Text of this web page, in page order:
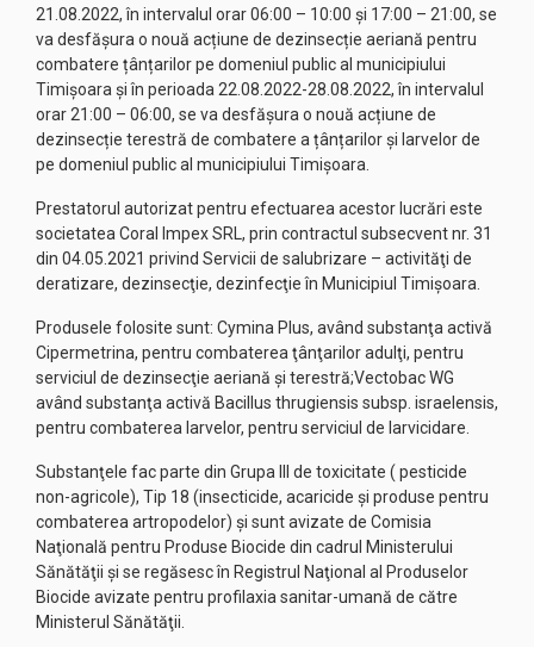
21.08.2022, în intervalul orar 06:00 – 10:00 și 17:00 – 21:00, se
va desfășura o nouă acțiune de dezinsecție aeriană pentru
combatere țânțarilor pe domeniul public al municipiului
Timișoara și în perioada 22.08.2022-28.08.2022, în intervalul
orar 21:00 – 06:00, se va desfășura o nouă acțiune de
dezinsecție terestră de combatere a țânțarilor și larvelor de
pe domeniul public al municipiului Timișoara.
Prestatorul autorizat pentru efectuarea acestor lucrări este
societatea Coral Impex SRL, prin contractul subsecvent nr. 31
din 04.05.2021 privind Servicii de salubrizare – activităţi de
deratizare, dezinsecţie, dezinfecţie în Municipiul Timişoara.
Produsele folosite sunt: Cymina Plus, având substanţa activă
Cipermetrina, pentru combaterea ţânţarilor adulţi, pentru
serviciul de dezinsecţie aeriană și terestră;Vectobac WG
având substanţa activă Bacillus thrugiensis subsp. israelensis,
pentru combaterea larvelor, pentru serviciul de larvicidare.
Substanţele fac parte din Grupa III de toxicitate ( pesticide
non-agricole), Tip 18 (insecticide, acaricide şi produse pentru
combaterea artropodelor) şi sunt avizate de Comisia
Naţională pentru Produse Biocide din cadrul Ministerului
Sănătăţii şi se regăsesc în Registrul Naţional al Produselor
Biocide avizate pentru profilaxia sanitar-umană de către
Ministerul Sănătăţii.